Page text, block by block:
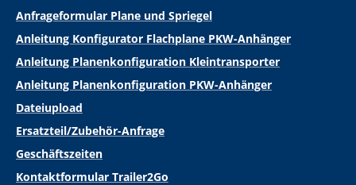
Anfrageformular Plane und Spriegel
Anleitung Konfigurator Flachplane PKW-Anhänger
Anleitung Planenkonfiguration Kleintransporter
Anleitung Planenkonfiguration PKW-Anhänger
Dateiupload
Ersatzteil/Zubehör-Anfrage
Geschäftszeiten
Kontaktformular Trailer2Go